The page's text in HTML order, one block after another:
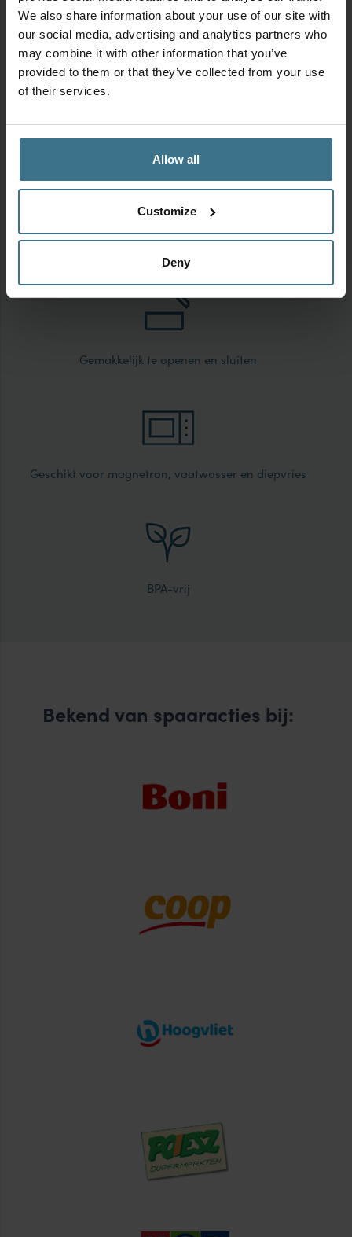
We also share information about your use of our site with
our social media, advertising and analytics partners who
may combine it with other information that you’ve
provided to them or that they’ve collected from your use
of their services.
Allow all
Customize
Deny
De producten van LocknLock maken je dagelijks
leven makkelijker!
Wereldwijd kiezen consumenten voor de
betrouwbare sluiting, de duurzaamheid, het design
en het gemak van LocknLock.
‘Een uitkomst voor iedereen met een druk leven’
100% lucht- en waterdicht
Gemakkelijk te openen en sluiten
Geschikt voor magnetron, vaatwasser en diepvries
BPA-vrij
Bekend van spaaracties bij: